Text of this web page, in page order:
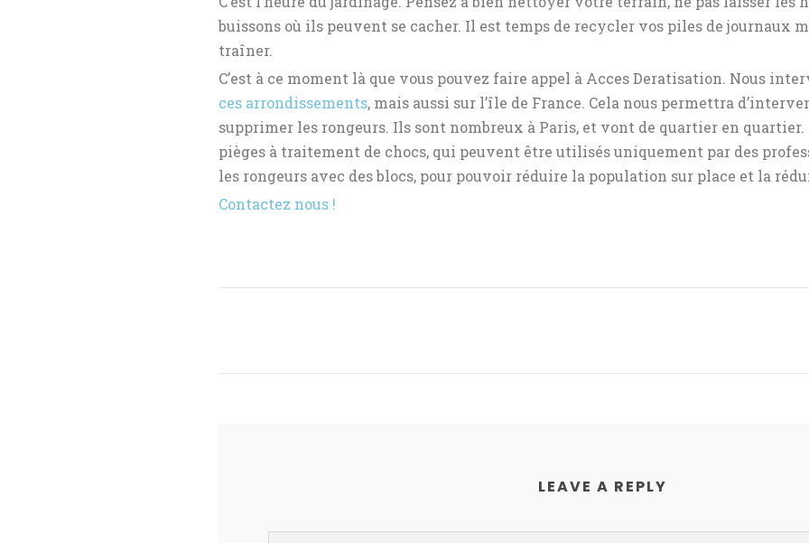
buissons où ils peuvent se cacher. Il est temps de recycler vos piles de journaux
traîner.
C’est à ce moment là que vous pouvez faire appel à Acces Deratisation. Nous
ces arrondissements, mais aussi sur l’île de France. Cela nous permettra
supprimer les rongeurs. Ils sont nombreux à Paris, et vont de quartier en quartier.
pièges à traitement de chocs, qui peuvent être utilisés uniquement par des
les rongeurs avec des blocs, pour pouvoir réduire la population sur place et la
Contactez nous !
LEAVE A REPLY